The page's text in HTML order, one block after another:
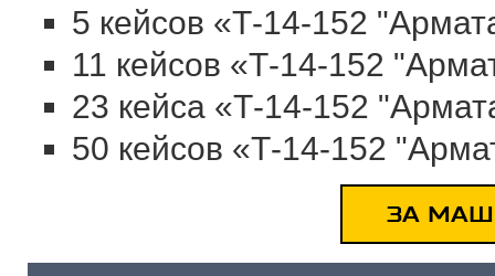
5 кейсов «Т-14-152
11 кейсов «Т-14-152
23 кейса «Т-14-152
50 кейсов «Т-14-152
ЗА